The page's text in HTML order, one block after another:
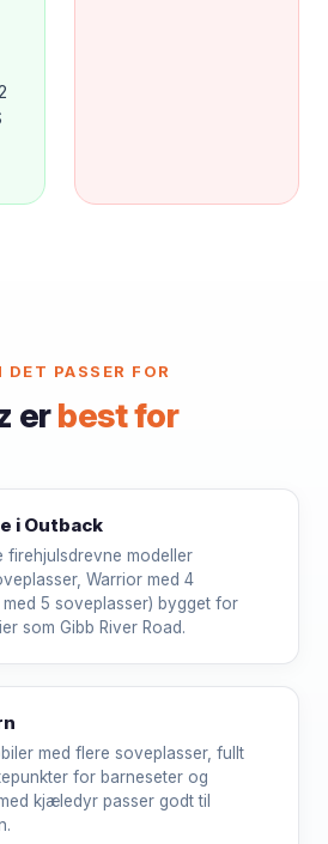
DET PASSER FOR
erbest for
i Outback
firehjulsdrevne modeller
Warrior med 4
5 soveplasser) bygget for
som Gibb River Road.
med flere soveplasser, fullt
for barneseter og
kjæledyr passer godt til